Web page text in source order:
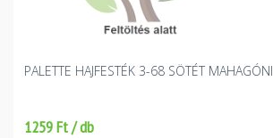
PALETTE HAJFESTÉK 3-68 SÖTÉT MAHAGÓNI
1259 Ft / db